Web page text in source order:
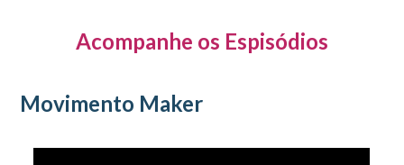
Acompanhe os Espisódios
Movimento Maker